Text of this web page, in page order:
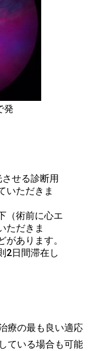
発
せる診断用
いただきま
（術前に心エ
ただきま
あります。
2日間滞在し
療の最も良い適応
ている場合も可能